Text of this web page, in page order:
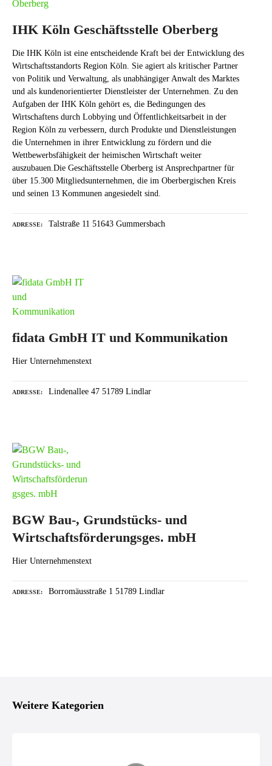
IHK Köln Geschäftsstelle Oberberg
Die IHK Köln ist eine entscheidende Kraft bei der Entwicklung des
Wirtschaftsstandorts Region Köln. Sie agiert als kritischer Partner
von Politik und Verwaltung, als unabhängiger Anwalt des Marktes
und als kundenorientierter Dienstleister der Unternehmen. Zu den
Aufgaben der IHK Köln gehört es, die Bedingungen des
Wirtschaftens durch Lobbying und Öffentlichkeitsarbeit in der
Region Köln zu verbessern, durch Produkte und Dienstleistungen
die Unternehmen in ihrer Entwicklung zu fördern und die
Wettbewerbsfähigkeit der heimischen Wirtschaft weiter
auszubauen.Die Geschäftsstelle Oberberg ist Ansprechpartner für
über 15.300 Mitgliedsunternehmen, die im Oberbergischen Kreis
und seinen 13 Kommunen angesiedelt sind.
ADRESSE Talstraße 11 51643 Gummersbach
fidata GmbH IT und Kommunikation
Hier Unternehmenstext
ADRESSE Lindenallee 47 51789 Lindlar
BGW Bau-, Grundstücks- und
Wirtschaftsförderungsges. mbH
Hier Unternehmenstext
ADRESSE Borromäusstraße 1 51789 Lindlar
Weitere Kategorien